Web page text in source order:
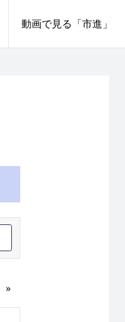
動画で見る「市進」
»